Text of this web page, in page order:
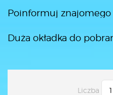
Poinformuj znajomego
Duża okładka do
Liczba